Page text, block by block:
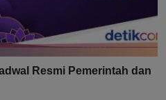
Resmi Pemerintah dan